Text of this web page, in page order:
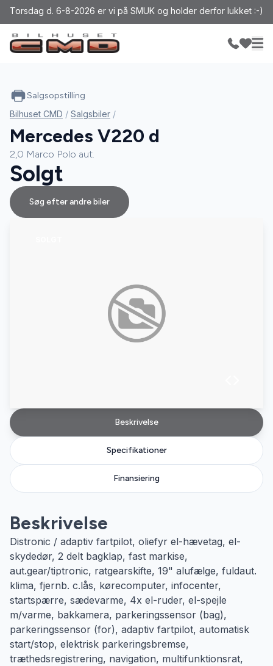
Torsdag d. 6-8-2026 er vi på SMUK og holder derfor lukket :-)
Specifikationer
Beskrivelse
Finansiering
Beskrivelse
Distronic / adaptiv fartpilot, oliefyr el-hævetag, el-
skydedør, 2 delt bagklap, fast markise,
aut.gear/tiptronic, ratgearskifte, 19" alufælge, fuldaut.
klima, fjernb. c.lås, kørecomputer, infocenter,
startspærre, sædevarme, 4x el-ruder, el-spejle
m/varme, bakkamera, parkeringssensor (bag),
parkeringssensor (for), adaptiv fartpilot, automatisk
start/stop, elektrisk parkeringsbremse,
træthedsregistrering, navigation, multifunktionsrat,
Salgsopstilling
Bilhuset CMD / Salgsbiler /
Mercedes V220 d
2,0 Marco Polo aut.
Solgt
Søg efter andre biler